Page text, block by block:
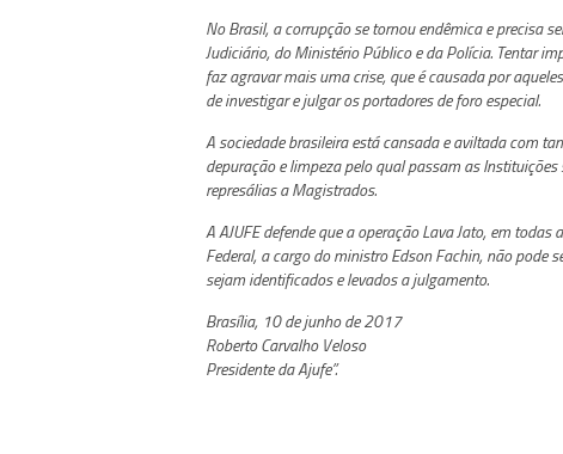
No Brasil, a corrupção se tornou endêmica e precisa
Judiciário, do Ministério Público e da Polícia. Tentar
faz agravar mais uma crise, que é causada por
de investigar e julgar os portadores de foro especial.
A sociedade brasileira está cansada e aviltada com
depuração e limpeza pelo qual passam as
represálias a Magistrados.
A AJUFE defende que a operação Lava Jato, em
Federal, a cargo do ministro Edson Fachin, não pode
sejam identificados e levados a julgamento.
Brasília, 10 de junho de 2017
Roberto Carvalho Veloso
Presidente da Ajufe”.